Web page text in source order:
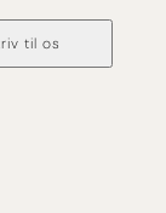
til os